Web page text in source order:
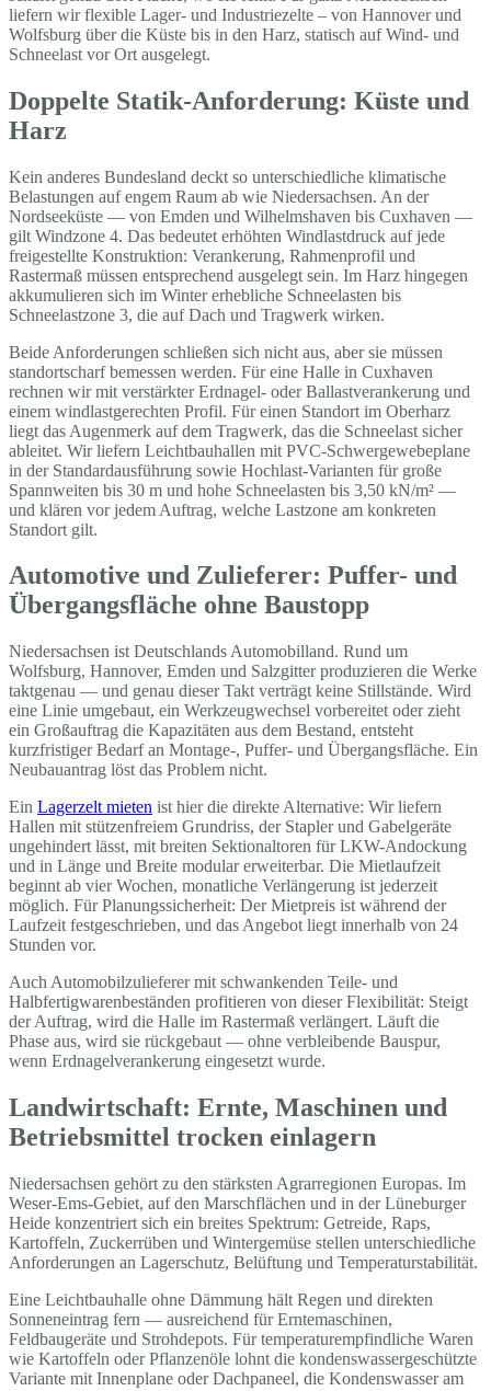
liefern wir flexible Lager- und Industriezelte – von Hannover und
Wolfsburg über die Küste bis in den Harz, statisch auf Wind- und
Schneelast vor Ort ausgelegt.
Doppelte Statik-Anforderung: Küste und
Harz
Kein anderes Bundesland deckt so unterschiedliche klimatische
Belastungen auf engem Raum ab wie Niedersachsen. An der
Nordseeküste — von Emden und Wilhelmshaven bis Cuxhaven —
gilt Windzone 4. Das bedeutet erhöhten Windlastdruck auf jede
freigestellte Konstruktion: Verankerung, Rahmenprofil und
Rastermaß müssen entsprechend ausgelegt sein. Im Harz hingegen
akkumulieren sich im Winter erhebliche Schneelasten bis
Schneelastzone 3, die auf Dach und Tragwerk wirken.
Beide Anforderungen schließen sich nicht aus, aber sie müssen
standortscharf bemessen werden. Für eine Halle in Cuxhaven
rechnen wir mit verstärkter Erdnagel- oder Ballastverankerung und
einem windlastgerechten Profil. Für einen Standort im Oberharz
liegt das Augenmerk auf dem Tragwerk, das die Schneelast sicher
ableitet. Wir liefern Leichtbauhallen mit PVC-Schwergewebeplane
in der Standardausführung sowie Hochlast-Varianten für große
Spannweiten bis 30 m und hohe Schneelasten bis 3,50 kN/m² —
und klären vor jedem Auftrag, welche Lastzone am konkreten
Standort gilt.
Automotive und Zulieferer: Puffer- und
Übergangsfläche ohne Baustopp
Niedersachsen ist Deutschlands Automobilland. Rund um
Wolfsburg, Hannover, Emden und Salzgitter produzieren die Werke
taktgenau — und genau dieser Takt verträgt keine Stillstände. Wird
eine Linie umgebaut, ein Werkzeugwechsel vorbereitet oder zieht
ein Großauftrag die Kapazitäten aus dem Bestand, entsteht
kurzfristiger Bedarf an Montage-, Puffer- und Übergangsfläche. Ein
Neubauantrag löst das Problem nicht.
Ein Lagerzelt mieten ist hier die direkte Alternative: Wir liefern
Hallen mit stützenfreiem Grundriss, der Stapler und Gabelgeräte
ungehindert lässt, mit breiten Sektionaltoren für LKW-Andockung
und in Länge und Breite modular erweiterbar. Die Mietlaufzeit
beginnt ab vier Wochen, monatliche Verlängerung ist jederzeit
möglich. Für Planungssicherheit: Der Mietpreis ist während der
Laufzeit festgeschrieben, und das Angebot liegt innerhalb von 24
Stunden vor.
Auch Automobilzulieferer mit schwankenden Teile- und
Halbfertigwarenbeständen profitieren von dieser Flexibilität: Steigt
der Auftrag, wird die Halle im Rastermaß verlängert. Läuft die
Phase aus, wird sie rückgebaut — ohne verbleibende Bauspur,
wenn Erdnagelverankerung eingesetzt wurde.
Landwirtschaft: Ernte, Maschinen und
Betriebsmittel trocken einlagern
Niedersachsen gehört zu den stärksten Agrarregionen Europas. Im
Weser-Ems-Gebiet, auf den Marschflächen und in der Lüneburger
Heide konzentriert sich ein breites Spektrum: Getreide, Raps,
Kartoffeln, Zuckerrüben und Wintergemüse stellen unterschiedliche
Anforderungen an Lagerschutz, Belüftung und Temperaturstabilität.
Eine Leichtbauhalle ohne Dämmung hält Regen und direkten
Sonneneintrag fern — ausreichend für Erntemaschinen,
Feldbaugeräte und Strohdepots. Für temperaturempfindliche Waren
wie Kartoffeln oder Pflanzenöle lohnt die kondenswassergeschützte
Variante mit Innenplane oder Dachpaneel, die Kondenswasser am